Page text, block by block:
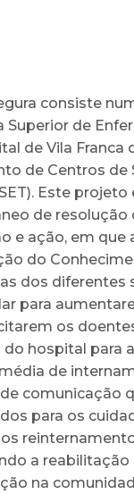
consiste
Superior de
de Vila Franca
de Centros de
Este
de resolução
e ação, em que
do
dos diferentes
para
os
hospital para
de
comunicação
para os
a reabilitação
na